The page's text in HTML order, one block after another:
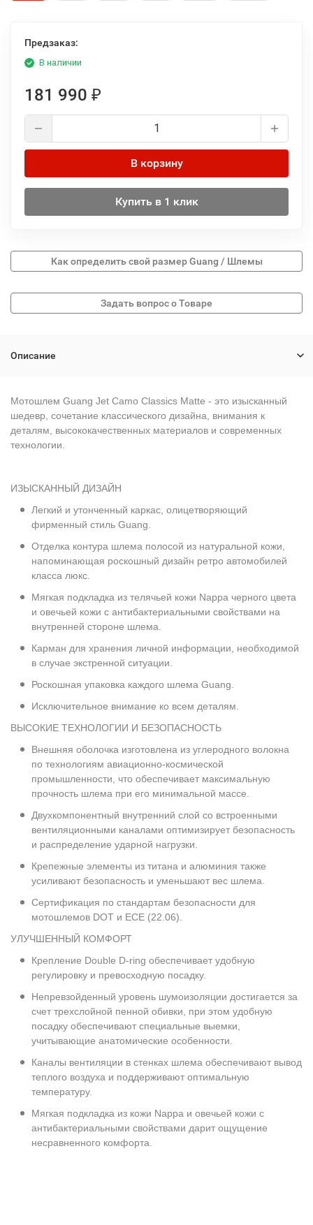
Предзаказ:
В наличии
181 990 ₽
В корзину
Купить в 1 клик
Как определить свой размер Guang / Шлемы
Описание
Мотошлем Guang Jet Camo Classics Matte - это изысканный
шедевр, сочетание классического дизайна, внимания к
деталям, высококачественных материалов и современных
технологии.
ИЗЫСКАННЫЙ ДИЗАЙН
Легкий и утонченный каркас, олицетворяющий
фирменный стиль Guang.
Отделка контура шлема полосой из натуральной кожи,
напоминающая роскошный дизайн ретро автомобилей
класса люкс.
Мягкая подкладка из телячьей кожи Nappa черного цвета
и овечьей кожи с антибактериальными свойствами на
внутренней стороне шлема.
Карман для хранения личной информации, необходимой
в случае экстренной ситуации.
Роскошная упаковка каждого шлема Guang.
Исключительное внимание ко всем деталям.
ВЫСОКИЕ ТЕХНОЛОГИИ И БЕЗОПАСНОСТЬ
Внешняя оболочка изготовлена из углеродного волокна
по технологиям авиационно-космической
промышленности, что обеспечивает максимальную
прочность шлема при его минимальной массе.
Двухкомпонентный внутренний слой со встроенными
вентиляционными каналами оптимизирует безопасность
и распределение ударной нагрузки.
Крепежные элементы из титана и алюминия также
усиливают безопасность и уменьшают вес шлема.
Сертификация по стандартам безопасности для
мотошлемов DOT и ECE (22.06).
УЛУЧШЕННЫЙ КОМФОРТ
Крепление Double D-ring обеспечивает удобную
регулировку и превосходную посадку.
Непревзойденный уровень шумоизоляции достигается за
счет трехслойной пенной обивки, при этом удобную
посадку обеспечивают специальные выемки,
учитывающие анатомические особенности.
Каналы вентиляции в стенках шлема обеспечивают вывод
теплого воздуха и поддерживают оптимальную
температуру.
Мягкая подкладка из кожи Nappa и овечьей кожи с
антибактериальными свойствами дарит ощущение
несравненного комфорта.